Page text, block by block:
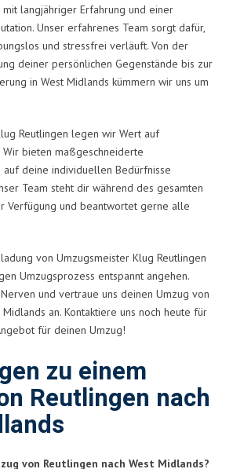
langjähriger Erfahrung und einer
Unser erfahrenes Team sorgt dafür,
und stressfrei verläuft. Von der
deiner persönlichen Gegenstände bis zur
in West Midlands kümmern wir uns um
Reutlingen legen wir Wert auf
bieten maßgeschneiderte
auf deine individuellen Bedürfnisse
Team steht dir während des gesamten
Verfügung und beantwortet gerne alle
von Umzugsmeister Klug Reutlingen
Umzugsprozess entspannt angehen.
und vertraue uns deinen Umzug von
an. Kontaktiere uns noch heute für
für deinen Umzug!
zu einem
Reutlingen nach
von Reutlingen nach West Midlands?